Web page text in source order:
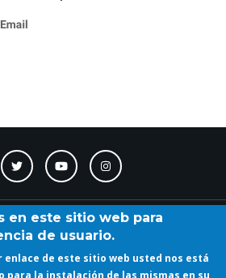
Directorio Calendario
Iniciar sesión
en este sitio web para
de usuario.
enlace de este sitio web usted nos está
para la instalación de las mismas en su